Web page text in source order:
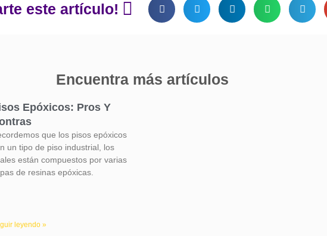
este artículo!
Encuentra más artículos
Epóxicos: Pros Y
que los pisos epóxicos
un tipo de piso industrial, los
están compuestos por varias
de resinas epóxicas.
leyendo »